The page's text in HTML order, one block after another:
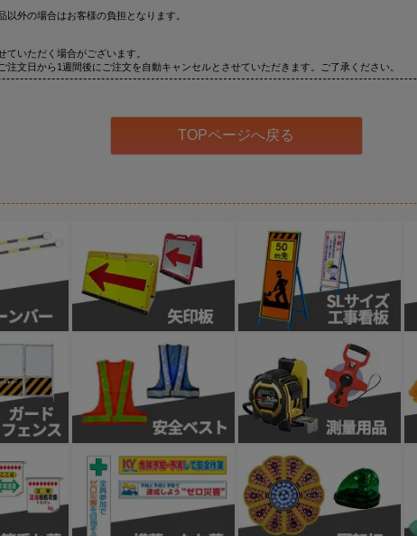
外の場合はお客様の負担となります。
いただく場合がございます。
文日から1週間後にご注文を自動キャンセルとさせていただきます。ご了承ください。
TOPページへ戻る